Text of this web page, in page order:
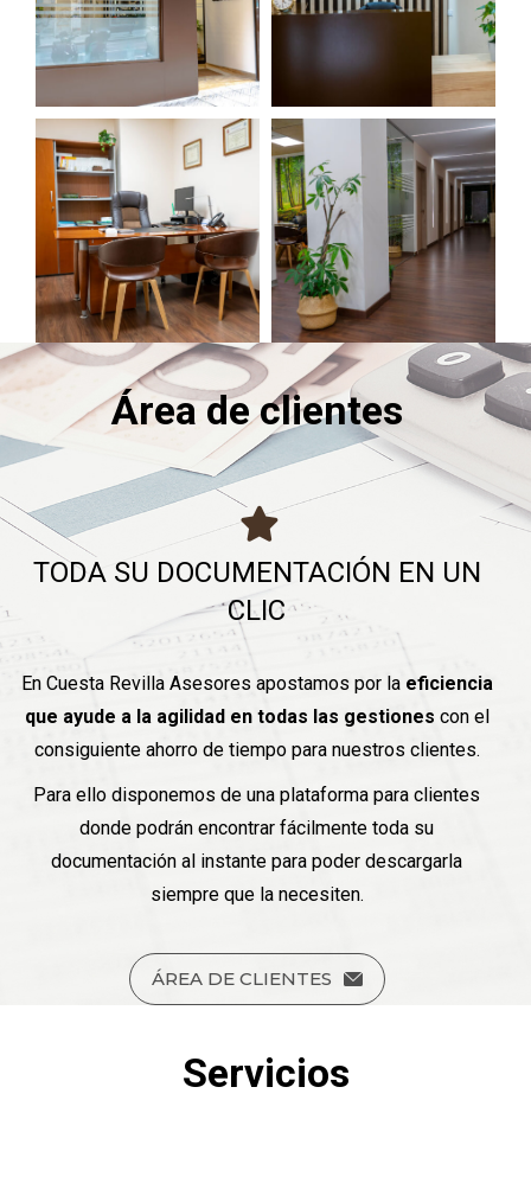
Área de clientes
TODA SU DOCUMENTACIÓN EN UN
CLIC
En Cuesta Revilla Asesores apostamos por la eficiencia
que ayude a la agilidad en todas las gestiones con el
consiguiente ahorro de tiempo para nuestros clientes.
Para ello disponemos de una plataforma para clientes
donde podrán encontrar fácilmente toda su
documentación al instante para poder descargarla
siempre que la necesiten.
ÁREA DE CLIENTES
Servicios